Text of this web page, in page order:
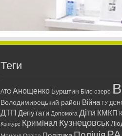
Теги
АТО Анощенко Бурштин Біле озеро
Володимирецький район Війна ГУ
ДТП Депутати Допомога Діти КМКП
Конкурс Кримінал Кузнецовськ